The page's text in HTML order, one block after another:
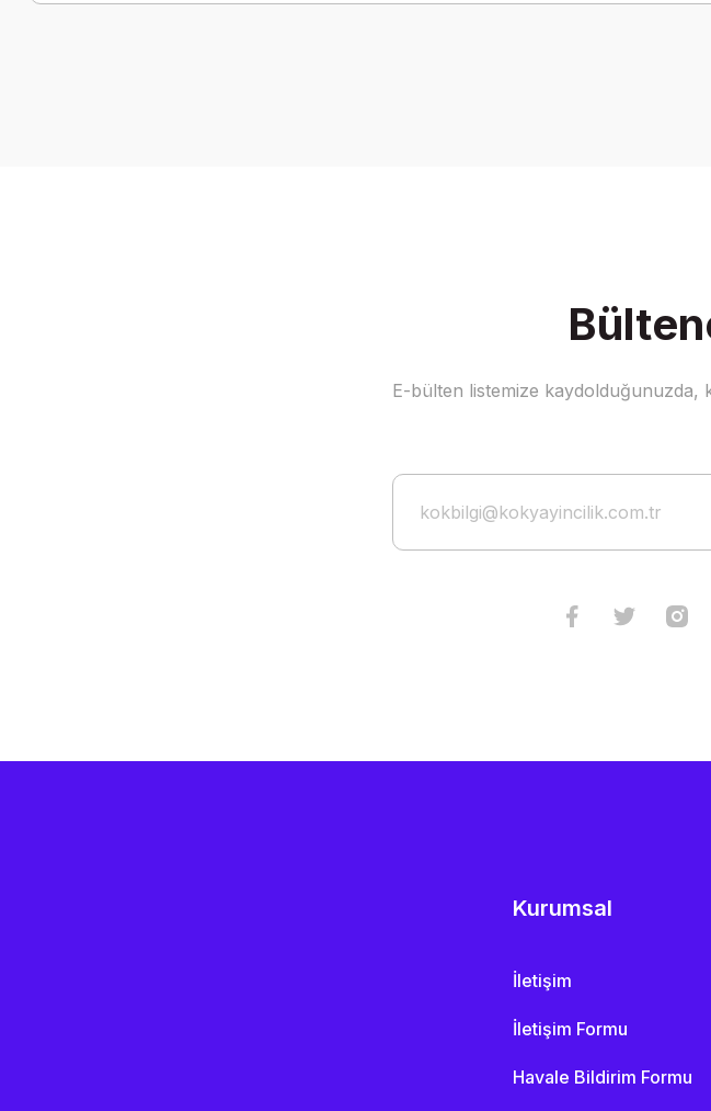
E-bülten listemize
Kurumsal
İletişim
İletişim Formu
Havale Bildirim Formu